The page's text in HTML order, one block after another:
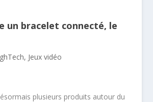
un bracelet connecté, le
, Jeux vidéo
plusieurs produits autour du